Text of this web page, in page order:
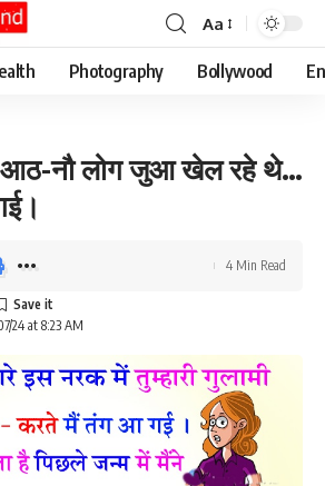
Font
Resizer
Aa
Photography Bollywood
आठ-नौ लोग जुआ खेल रहे थे…
24 at 8:23 AM
4 Min Read